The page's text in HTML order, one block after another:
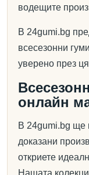
водещите
В 24gumi.bg
всесезонни
уверено през
онлайн
В 24gumi.bg ще
доказани
откриете
Нашата